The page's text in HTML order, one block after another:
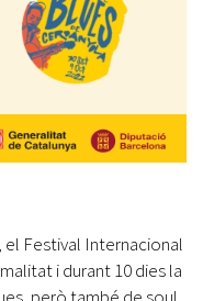
el Festival Internacional
i durant 10 dies la